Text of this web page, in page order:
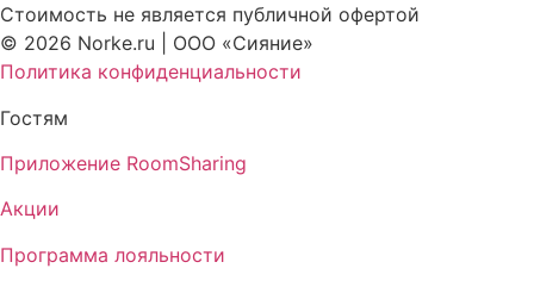
Стоимость не является публичной офертой
© 2026 Norke.ru | ООО «Сияние»
Политика конфиденциальности
Гостям
Приложение RoomSharing
Акции
Программа лояльности